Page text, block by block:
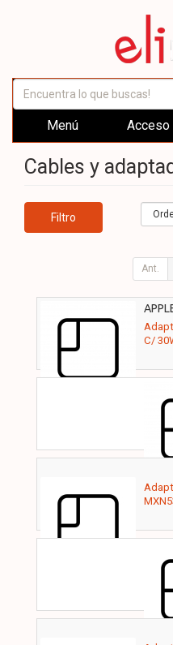
Menú Acceso
Cables y
Filtro
Ant.
C/